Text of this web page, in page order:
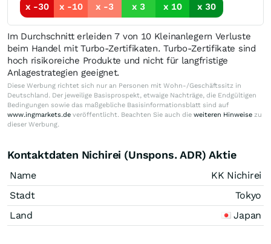
x -30
x -10 x -3 x 3 x 10 x 30
Im Durchschnitt erleiden 7 von 10 Kleinanlegern Verluste
beim Handel mit Turbo-Zertifikaten. Turbo-Zertifikate sind
hoch risikoreiche Produkte und nicht für langfristige
Anlagestrategien geeignet.
Diese Werbung richtet sich nur an Personen mit Wohn-/Geschäftssitz in
Deutschland. Der jeweilige Basisprospekt, etwaige Nachträge, die Endgültigen
Bedingungen sowie das maßgebliche Basisinformationsblatt sind auf
www.ingmarkets.de veröffentlicht. Beachten Sie auch die weiteren Hinweise zu
dieser Werbung.
Kontaktdaten Nichirei (Unspons. ADR) Aktie
Name
KK Nichirei
Stadt
Tokyo
Land
Japan